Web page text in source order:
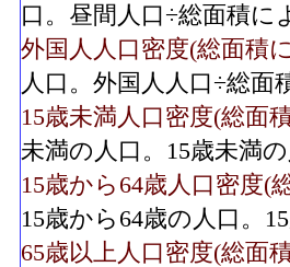
口。昼間人口÷総面積に
外国人人口密度(総面積
人口。外国人人口÷総面
15歳未満人口密度(総面
未満の人口。15歳未満
15歳から64歳人口密度(
15歳から64歳の人口。
65歳以上人口密度(総面